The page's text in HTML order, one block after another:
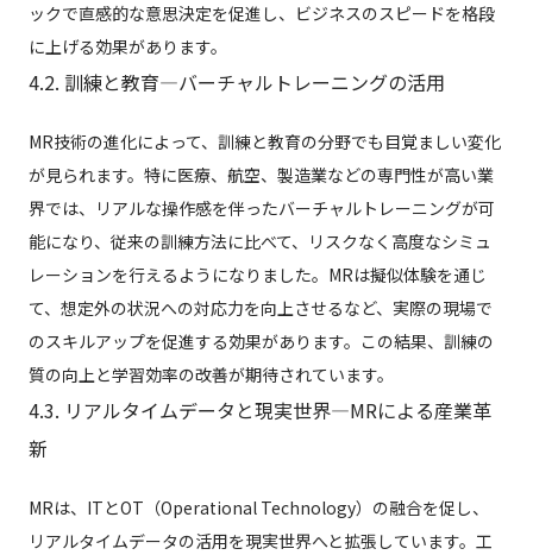
ックで直感的な意思決定を促進し、ビジネスのスピードを格段
に上げる効果があります。
4.2. 訓練と教育—バーチャルトレーニングの活用
MR技術の進化によって、訓練と教育の分野でも目覚ましい変化
が見られます。特に医療、航空、製造業などの専門性が高い業
界では、リアルな操作感を伴ったバーチャルトレーニングが可
能になり、従来の訓練方法に比べて、リスクなく高度なシミュ
レーションを行えるようになりました。MRは擬似体験を通じ
て、想定外の状況への対応力を向上させるなど、実際の現場で
のスキルアップを促進する効果があります。この結果、訓練の
質の向上と学習効率の改善が期待されています。
4.3. リアルタイムデータと現実世界—MRによる産業革
新
MRは、ITとOT（Operational Technology）の融合を促し、
リアルタイムデータの活用を現実世界へと拡張しています。工